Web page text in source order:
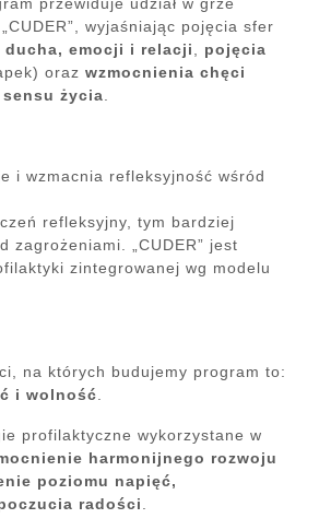
przewiduje udział w grze
wyjaśniając pojęcia sfer
ducha, emocji i relacji, pojęcia
oraz wzmocnienia chęci
życia.
i wzmacnia refleksyjność wśród
refleksyjny, tym bardziej
zagrożeniami. „CUDER” jest
zintegrowanej wg modelu
na których budujemy program to:
i wolność.
profilaktyczne wykorzystane w
harmonijnego rozwoju
poziomu napięć,
radości.